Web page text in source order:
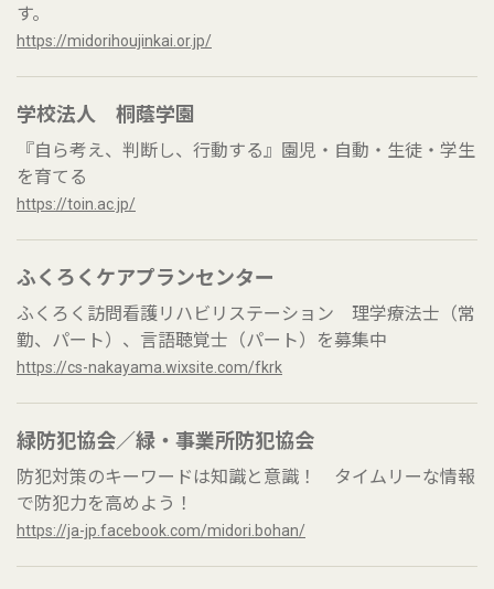
す。
https://midorihoujinkai.or.jp/
学校法人 桐蔭学園
『自ら考え、判断し、行動する』園児・自動・生徒・学生
を育てる
https://toin.ac.jp/
ふくろくケアプランセンター
ふくろく訪問看護リハビリステーション 理学療法士（常
勤、パート）、言語聴覚士（パート）を募集中
https://cs-nakayama.wixsite.com/fkrk
緑防犯協会／緑・事業所防犯協会
防犯対策のキーワードは知識と意識！ タイムリーな情報
で防犯力を高めよう！
https://ja-jp.facebook.com/midori.bohan/